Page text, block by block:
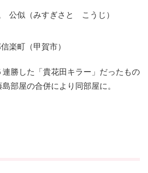
公似（みすぎさと こうじ）
楽町（甲賀市）
勝した「貴花田キラー」だったもの
部屋の合併により同部屋に。